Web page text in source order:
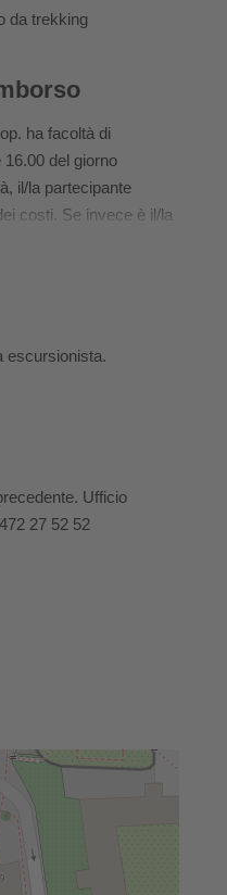
accompagnati).
da trekking
ha facoltà di
del giorno
il/la partecipante
costi. Se invece è il/la
al tour dopo le
a un’offerta
potrà avvalersi di
del denaro.
a causa di divieti
escursionista.
Ufficio
27 52 52